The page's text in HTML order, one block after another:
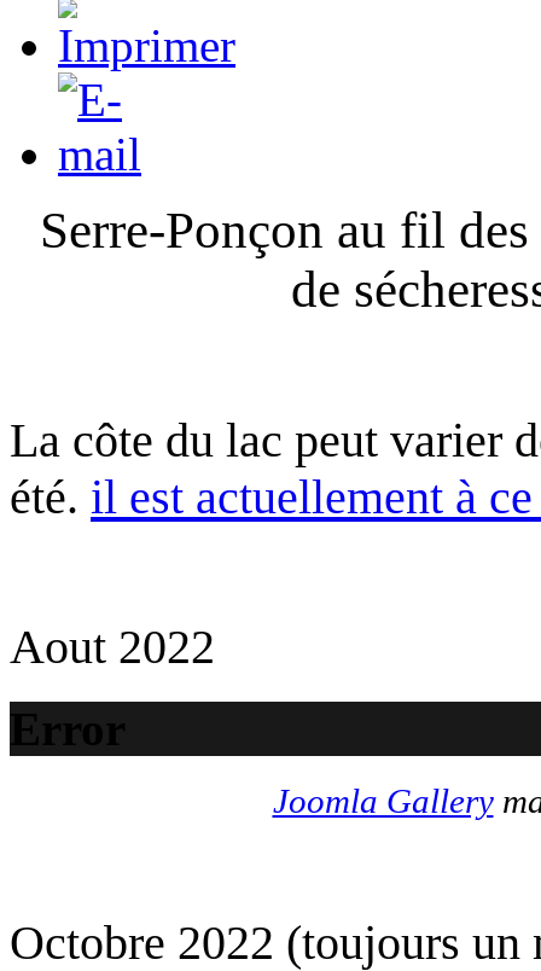
Serre-Ponçon au fil
de
La côte du lac peut varier
été. il est actuellement à
Aout 2022
Error
Joomla Gallery
Octobre 2022 (toujours un